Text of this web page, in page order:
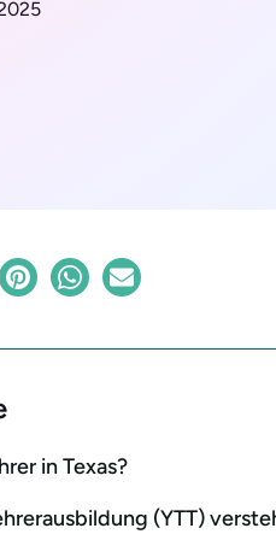
in Texas?
(YTT)